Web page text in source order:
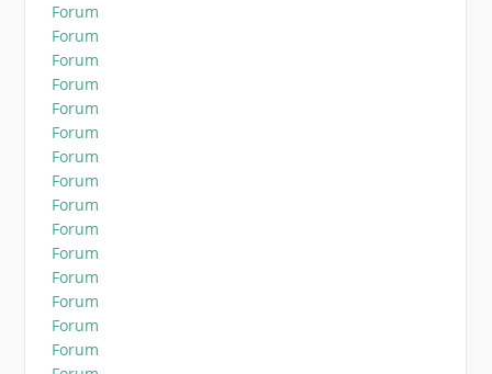
Forum
Forum
Forum
Forum
Forum
Forum
Forum
Forum
Forum
Forum
Forum
Forum
Forum
Forum
Forum